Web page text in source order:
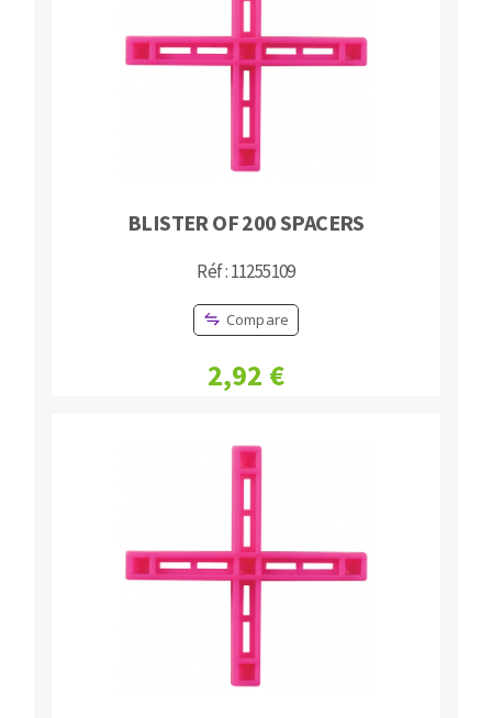
BLISTER OF 200 SPACERS
Réf : 11255109
Compare
2,92 €